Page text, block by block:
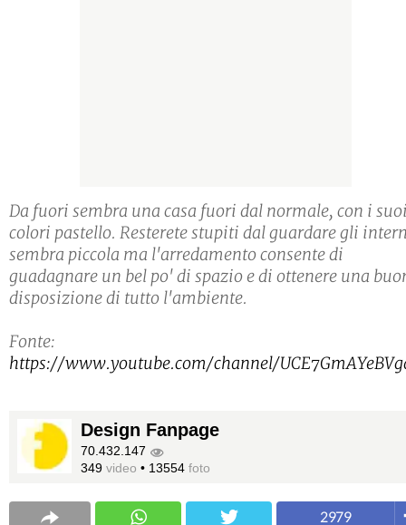
Da fuori sembra una casa fuori dal normale, con i
colori pastello. Resterete stupiti dal guardare gli
sembra piccola ma l'arredamento consente di
guadagnare un bel po' di spazio e di ottenere una
disposizione di tutto l'ambiente.
Fonte:
https://www.youtube.com/channel/
Design Fanpage
70.432.147
349 video • 13554 foto
2979